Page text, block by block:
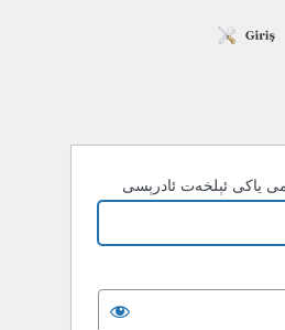
ياكى ئېلخەت ئادرېسى